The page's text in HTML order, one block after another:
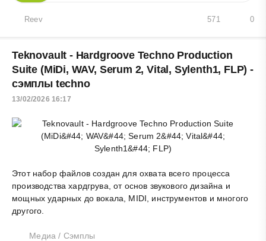
Reev 0
571
Teknovault - Hardgroove Techno Production
Suite (MiDi, WAV, Serum 2, Vital, Sylenth1, FLP) -
сэмплы techno
13/02/2026 16:17
Этот набор файлов создан для охвата всего процесса
производства хардгрува, от основ звукового дизайна и
мощных ударных до вокала, MIDI, инструментов и многого
другого.
Медиа / Сэмплы